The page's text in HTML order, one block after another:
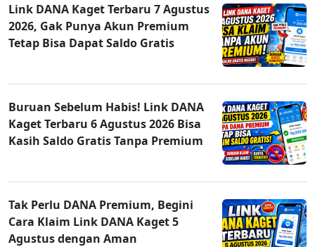
Link DANA Kaget Terbaru 7 Agustus
2026, Gak Punya Akun Premium
Tetap Bisa Dapat Saldo Gratis
Buruan Sebelum Habis! Link DANA
Kaget Terbaru 6 Agustus 2026 Bisa
Kasih Saldo Gratis Tanpa Premium
Tak Perlu DANA Premium, Begini
Cara Klaim Link DANA Kaget 5
Agustus dengan Aman